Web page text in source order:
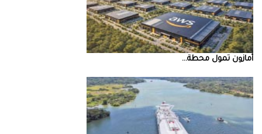
أمازون‭ ‬تمول‭ ‬محطة‭ ...